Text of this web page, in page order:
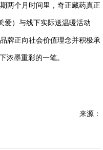
两个月时间里，奇正藏药真正
爱）与线下实际送温暖活动
牌正向社会价值理念并积极承
浓墨重彩的一笔。
来源：